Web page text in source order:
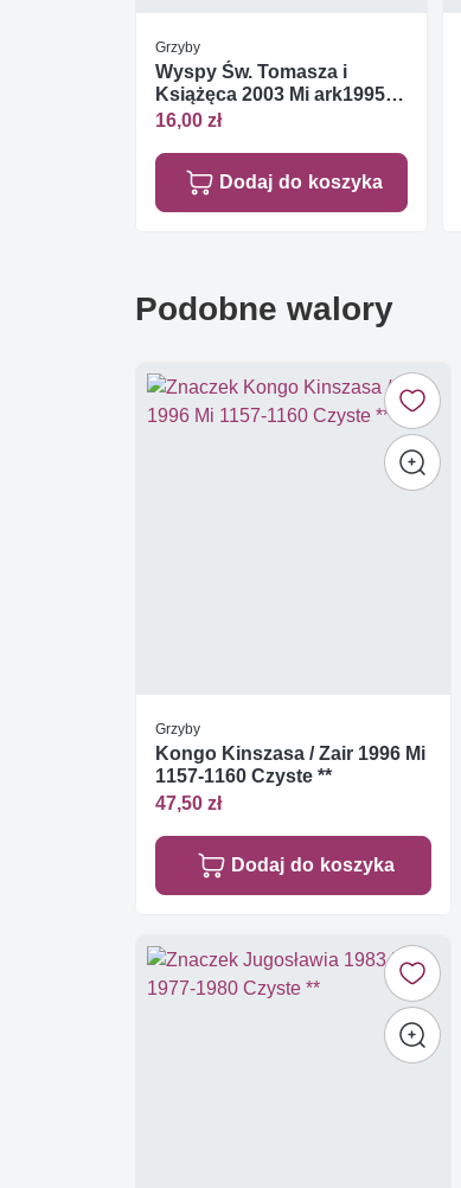
Grzyby
Wyspy Św. Tomasza i
Książęca 2003 Mi ark1995-
2000 Czyste **
16,00 zł
Dodaj do koszyka
Podobne walory
Grzyby
Kongo Kinszasa / Zair 1996 Mi
1157-1160 Czyste **
47,50 zł
Dodaj do koszyka